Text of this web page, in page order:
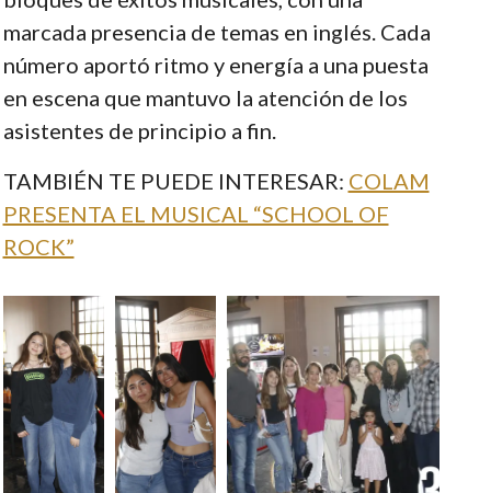
marcada presencia de temas en inglés. Cada
número aportó ritmo y energía a una puesta
en escena que mantuvo la atención de los
asistentes de principio a fin.
TAMBIÉN TE PUEDE INTERESAR: COLAM
PRESENTA EL MUSICAL “SCHOOL OF
ROCK”